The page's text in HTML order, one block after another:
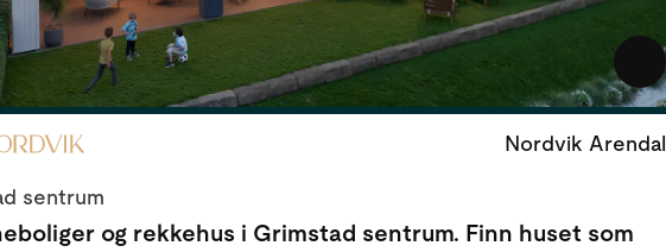
Nordvik Arendal
sentrum
og rekkehus i Grimstad sentrum. Finn huset som